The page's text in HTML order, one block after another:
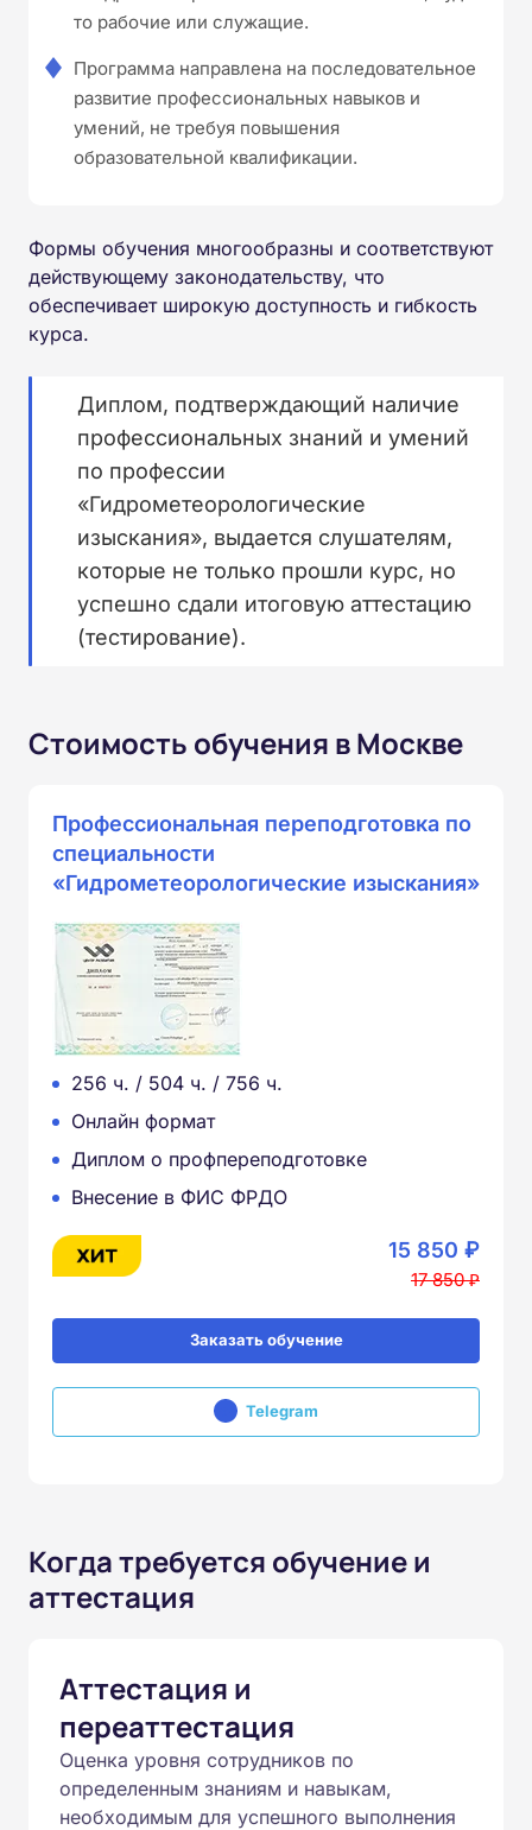
то рабочие или служащие.
Программа направлена на последовательное
развитие профессиональных навыков и
умений, не требуя повышения
образовательной квалификации.
Формы обучения многообразны и соответствуют
действующему законодательству, что
обеспечивает широкую доступность и гибкость
курса.
Диплом, подтверждающий наличие
профессиональных знаний и умений
по профессии
«Гидрометеорологические
изыскания», выдается слушателям,
которые не только прошли курс, но
успешно сдали итоговую аттестацию
(тестирование).
Стоимость обучения в Москве
Профессиональная переподготовка по
специальности
«Гидрометеорологические изыскания»
256 ч. / 504 ч. / 756 ч.
Онлайн формат
Диплом о профпереподготовке
Внесение в ФИС ФРДО
15 850 ₽
17 850 ₽
Заказать обучение
Telegram
Когда требуется обучение и
аттестация
Аттестация и
переаттестация
Оценка уровня сотрудников по
определенным знаниям и навыкам,
необходимым для успешного выполнения